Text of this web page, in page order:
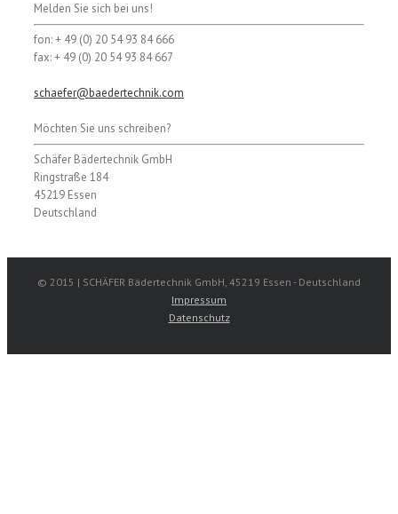
Melden Sie sich bei uns!
fon: + 49 (0) 20 54 93 84 666
fax: + 49 (0) 20 54 93 84 667
schaefer@baedertechnik.com
Möchten Sie uns schreiben?
Schäfer Bädertechnik GmbH
Ringstraße 184
45219 Essen
Deutschland
© 2015 | SCHÄFER Bädertechnik GmbH, 45219 Essen - Deutschland
Impressum
Datenschutz